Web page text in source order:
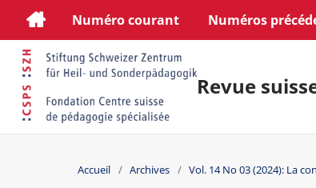
Numéro courant Numéros
Revue
Accueil / Archives / Vol. 14 No 03 (2024): La